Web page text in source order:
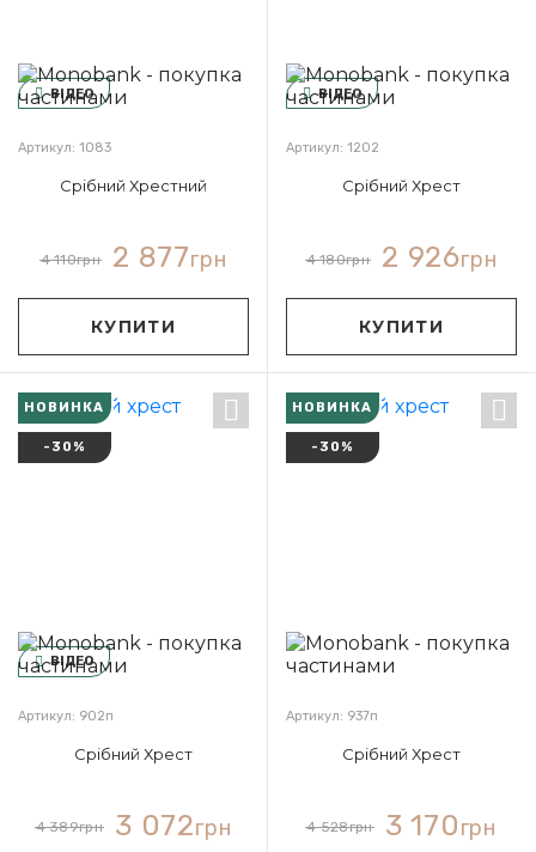
ВІДЕО
Артикул: 1083
Срібний Хрестний
4 110грн 2 877грн
КУПИТИ
ВІДЕО
Артикул: 1202
Срібний Хрест
4 180грн 2 926грн
КУПИТИ
НОВИНКА
-30%
ВІДЕО
Артикул: 902п
Срібний Хрест
4 389грн 3 072грн
НОВИНКА
-30%
Артикул: 937п
Срібний Хрест
4 528грн 3 170грн